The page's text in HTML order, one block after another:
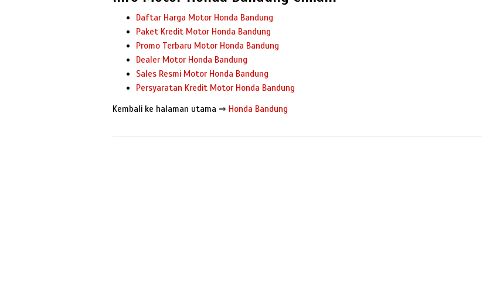
Daftar Harga Motor Honda Bandung
Paket Kredit Motor Honda Bandung
Promo Terbaru Motor Honda Bandung
Dealer Motor Honda Bandung
Sales Resmi Motor Honda Bandung
Persyaratan Kredit Motor Honda Bandung
Kembali ke halaman utama ⇒ Honda Bandung